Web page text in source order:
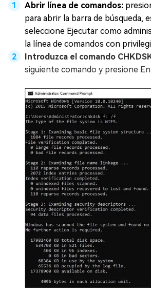
Abrir línea de comandos:
para abrir la barra de búsqueda,
seleccione Ejecutar como
la línea de comandos con
Introduzca el comando
siguiente comando y presione